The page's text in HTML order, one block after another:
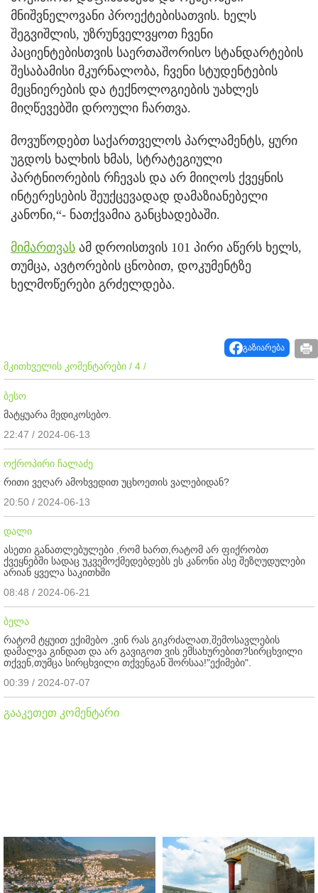
მნიშვნელოვანი პროექტებისათვის. ხელს
შეგვიშლის, უზრუნველვყოთ ჩვენი
პაციენტებისთვის საერთაშორისო სტანდარტების
შესაბამისი მკურნალობა, ჩვენი სტუდენტების
მეცნიერების და ტექნოლოგიების უახლეს
მიღწევებში დროული ჩართვა.
მოვუწოდებთ საქართველოს პარლამენტს, ყური
უგდოს ხალხის ხმას, სტრატეგიული
პარტნიორების რჩევას და არ მიიღოს ქვეყნის
ინტერესების შეუქცევადად დამაზიანებელი
კანონი,“- ნათქვამია განცხადებაში.
მიმართვას ამ დროისთვის 101 პირი აწერს ხელს,
თუმცა, ავტორების ცნობით, დოკუმენტზე
ხელმოწერები გრძელდება.
გაზიარება
მკითხველის კომენტარები / 4 /
ბესო
მატყუარა მედიკოსებო.
22:47 / 2024-06-13
ოქროპირი ჩალაძე
რითი ვეღარ ამოხვედით უცხოეთის ვალებიდან?
20:50 / 2024-06-13
დალი
ასეთი განათლებულები ,რომ ხართ,რატომ არ ფიქრობთ
ქვეყნებში სადაც უკვემოქმედებდებს ეს კანონი ასე შეზღუდულები
არიან ყველა საკითხში
08:48 / 2024-06-21
ბელა
რატომ ტყუით ექიმებო ,ვინ რას გიკრძალათ,შემოსავლების
დამალვა გინდათ და არ გავიგოთ ვის ემსახურებით?სირცხვილი
თქვენ,თუმცა სირცხვილი თქვენგან შორსაა!"ექიმები".
00:39 / 2024-07-07
გააკეთეთ კომენტარი